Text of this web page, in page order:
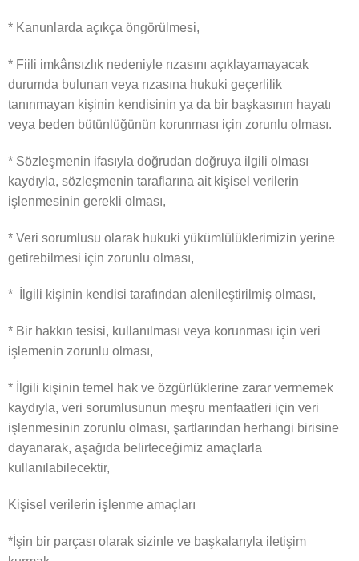
* Kanunlarda açıkça öngörülmesi,
* Fiili imkânsızlık nedeniyle rızasını açıklayamayacak
durumda bulunan veya rızasına hukuki geçerlilik
tanınmayan kişinin kendisinin ya da bir başkasının hayatı
veya beden bütünlüğünün korunması için zorunlu olması.
* Sözleşmenin ifasıyla doğrudan doğruya ilgili olması
kaydıyla, sözleşmenin taraflarına ait kişisel verilerin
işlenmesinin gerekli olması,
* Veri sorumlusu olarak hukuki yükümlülüklerimizin yerine
getirebilmesi için zorunlu olması,
* İlgili kişinin kendisi tarafından alenileştirilmiş olması,
* Bir hakkın tesisi, kullanılması veya korunması için veri
işlemenin zorunlu olması,
* İlgili kişinin temel hak ve özgürlüklerine zarar vermemek
kaydıyla, veri sorumlusunun meşru menfaatleri için veri
işlenmesinin zorunlu olması, şartlarından herhangi birisine
dayanarak, aşağıda belirteceğimiz amaçlarla
kullanılabilecektir,
Kişisel verilerin işlenme amaçları
*İşin bir parçası olarak sizinle ve başkalarıyla iletişim